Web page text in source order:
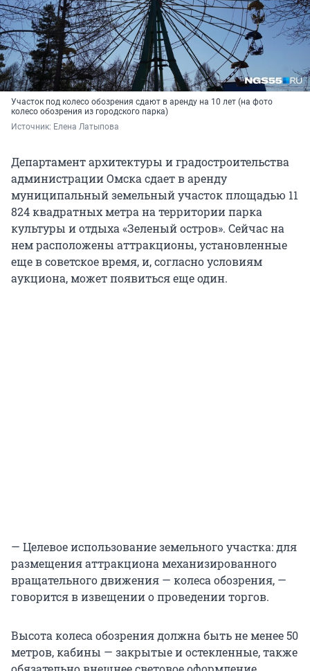
Участок под колесо обозрения сдают в аренду на 10 лет (на фото
колесо обозрения из городского парка)
Источник: Елена Латыпова
Департамент архитектуры и градостроительства
администрации Омска сдает в аренду
муниципальный земельный участок площадью 11
824 квадратных метра на территории парка
культуры и отдыха «Зеленый остров». Сейчас на
нем расположены аттракционы, установленные
еще в советское время, и, согласно условиям
аукциона, может появиться еще один.
— Целевое использование земельного участка: для
размещения аттракциона механизированного
вращательного движения — колеса обозрения, —
говорится в извещении о проведении торгов.
Высота колеса обозрения должна быть не менее 50
метров, кабины — закрытые и остекленные, также